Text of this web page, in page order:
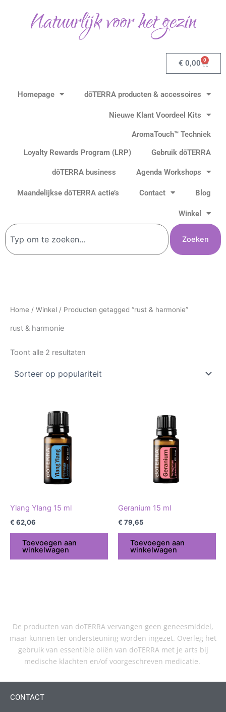
Natuurlijk voor het gezin
€ 0,00 0
Homepage dōTERRA producten & accessoires
Nieuwe Klant Voordeel Kits
AromaTouch™ Techniek
Loyalty Rewards Program (LRP)
Gebruik dōTERRA
dōTERRA business Agenda Workshops
Maandelijkse dōTERRA actie’s Contact Blog
Winkel
Zoeken
Zoeken
Home / Winkel / Producten getagged “rust & harmonie”
rust & harmonie
Toont alle 2 resultaten
op
populariteit
Ylang Ylang 15 ml
€ 62,06
Toevoegen aan
winkelwagen
Geranium 15 ml
€ 79,65
Toevoegen aan
winkelwagen
De producten van doTERRA vervangen geen geneesmiddel,
maar kunnen ter ondersteuning worden ingezet. Overleg het
gebruik van essentiële oliën van doTERRA met je arts bij
medische klachten en/of voorgeschreven medicatie.
CONTACT